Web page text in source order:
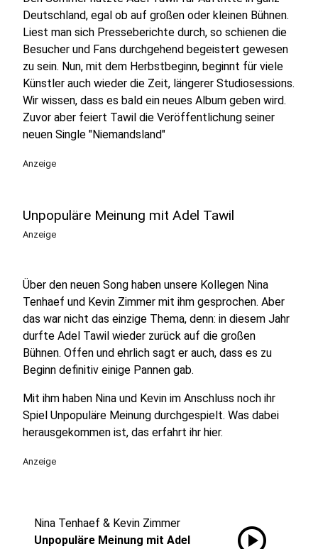
Deutschland, egal ob auf großen oder kleinen Bühnen.
Liest man sich Presseberichte durch, so schienen die
Besucher und Fans durchgehend begeistert gewesen
zu sein. Nun, mit dem Herbstbeginn, beginnt für viele
Künstler auch wieder die Zeit, längerer Studiosessions.
Wir wissen, dass es bald ein neues Album geben wird.
Zuvor aber feiert Tawil die Veröffentlichung seiner
neuen Single "Niemandsland"
Anzeige
Unpopuläre Meinung mit Adel Tawil
Anzeige
Über den neuen Song haben unsere Kollegen Nina
Tenhaef und Kevin Zimmer mit ihm gesprochen. Aber
das war nicht das einzige Thema, denn: in diesem Jahr
durfte Adel Tawil wieder zurück auf die großen
Bühnen. Offen und ehrlich sagt er auch, dass es zu
Beginn definitiv einige Pannen gab.
Mit ihm haben Nina und Kevin im Anschluss noch ihr
Spiel Unpopuläre Meinung durchgespielt. Was dabei
herausgekommen ist, das erfahrt ihr hier.
Anzeige
Nina Tenhaef & Kevin Zimmer
Unpopuläre Meinung mit Adel
play_circle